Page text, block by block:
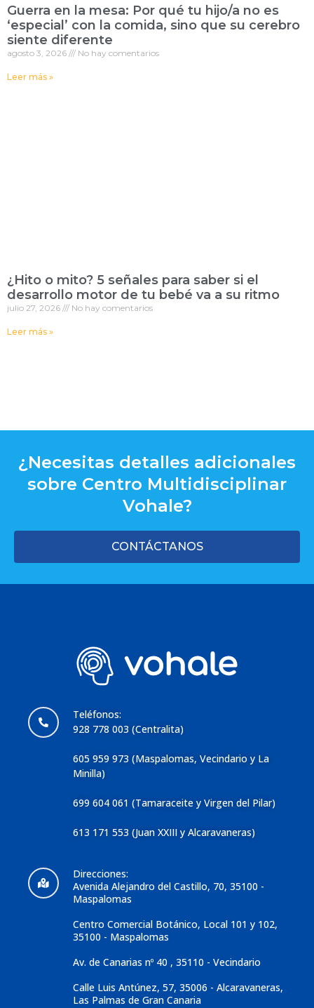
Guerra en la mesa: Por qué tu hijo/a no es
‘especial’ con la comida, sino que su cerebro
siente diferente
agosto 3, 2026 No hay comentarios
Leer más »
¿Hito o mito? 5 señales para saber si el
desarrollo motor de tu bebé va a su ritmo
julio 27, 2026 No hay comentarios
Leer más »
¿Necesitas detalles adicionales
sobre Centro Multidisciplinar
Vohale?
CONTÁCTANOS
Teléfonos:
928 778 003 (Centralita)
605 959 973 (Maspalomas, Vecindario y La
Minilla)
699 604 061 (Tamaraceite y Virgen del Pilar)
613 171 553 (Juan XXIII y Alcaravaneras)
Direcciones:
Avenida Alejandro del Castillo, 70, 35100 -
Maspalomas
Centro Comercial Botánico, Local 101 y 102,
35100 - Maspalomas
Av. de Canarias nº 40 , 35110 - Vecindario
Calle Luis Antúnez, 57, 35006 - Alcaravaneras,
Las Palmas de Gran Canaria